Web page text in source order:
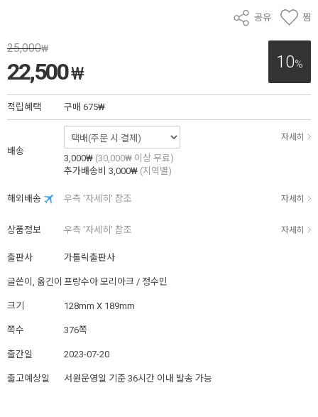
공유 찜
10%
25,000₩
22,500₩
적립혜택 구매 675₩
배송
자세히
3,000₩ (30,000₩ 이상 무료)
추가배송비 3,000₩ (지역별)
해외배송 우측 '자세히' 참조 자세히
상품정보 우측 '자세히' 참조 자세히
출판사 가톨릭출판사
글쓴이, 옮긴이 프랑수아 모리아크 / 정수민
크기 128mm X 189mm
쪽수 376쪽
출간일 2023-07-20
출고예상일 서원운영일 기준 36시간 이내 발송 가능